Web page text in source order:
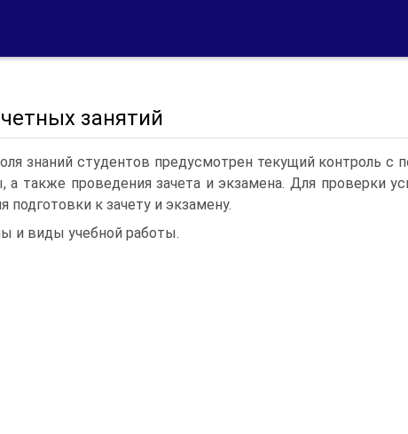
занятий
знаний студентов предусмотрен текущий контроль
а также проведения зачета и экзамена. Для проверки
подготовки к зачету и экзамену.
и виды учебной работы.